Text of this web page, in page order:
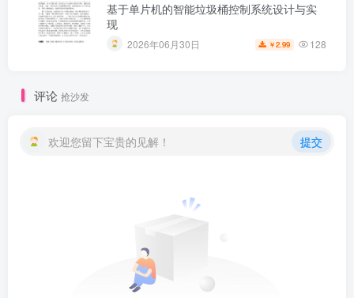
基于单片机的智能垃圾桶控制系统设计与实
现
2026年06月30日 ￥2.99 128
评论 抢沙发
欢迎您留下宝贵的见解！ 提交